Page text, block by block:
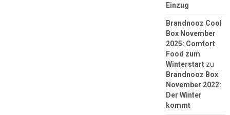
Einzug
Brandnooz Cool
Box November
2025: Comfort
Food zum
Winterstartzu
Brandnooz Box
November 2022:
Der Winter
kommt